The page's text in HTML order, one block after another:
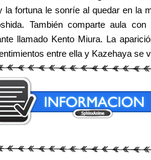
la fortuna le sonríe al quedar en la
También comparte aula
llamado Kento Miura. La
entre ella y Kazehaya se